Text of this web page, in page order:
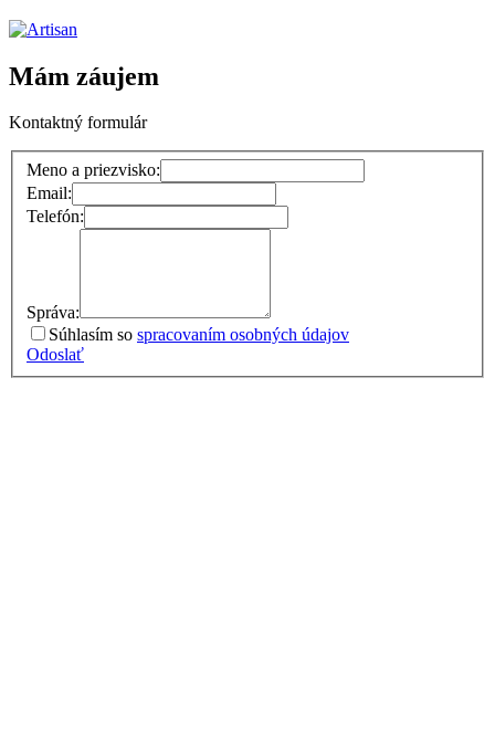
Mám záujem
Kontaktný formulár
Meno a priezvisko:
Email:
Telefón:
Správa:
Súhlasím so spracovaním osobných údajov
Odoslať